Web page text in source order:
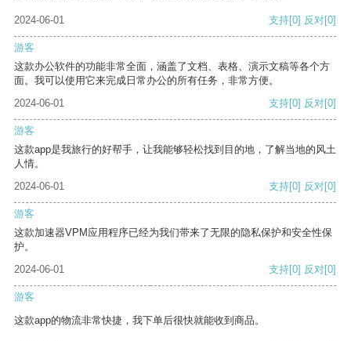
2024-06-01 支持[0] 反对[0]
游客
这款办公软件的功能非常全面，涵盖了文档、表格、演示文稿等各个方
面。我可以使用它来完成日常办公的所有任务，非常方便。
2024-06-01
支持[0] 反对[0]
游客
这款app是我旅行的好帮手，让我能够轻松找到目的地，了解当地的风土
人情。
2024-06-01
支持[0] 反对[0]
游客
这款加速器VPM应用程序已经为我们带来了无限的隐私保护和安全性保
护。
2024-06-01
支持[0] 反对[0]
游客
这款app的物流非常快捷，我下单后很快就能收到商品。